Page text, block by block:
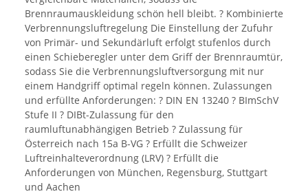
Brennraumauskleidung schön hell bleibt. ? Kombinierte
Verbrennungsluftregelung Die Einstellung der Zufuhr
von Primär- und Sekundärluft erfolgt stufenlos durch
einen Schieberegler unter dem Griff der Brennraumtür,
sodass Sie die Verbrennungsluftversorgung mit nur
einem Handgriff optimal regeln können. Zulassungen
und erfüllte Anforderungen: ? DIN EN 13240 ? BImSchV
Stufe II ? DIBt-Zulassung für den
raumluftunabhängigen Betrieb ? Zulassung für
Österreich nach 15a B-VG ? Erfüllt die Schweizer
Luftreinhalteverordnung (LRV) ? Erfüllt die
Anforderungen von München, Regensburg, Stuttgart
und Aachen